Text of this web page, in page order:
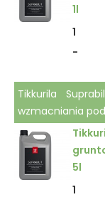
1l
1
-
Tikkurila
wzmacniania
5l
1